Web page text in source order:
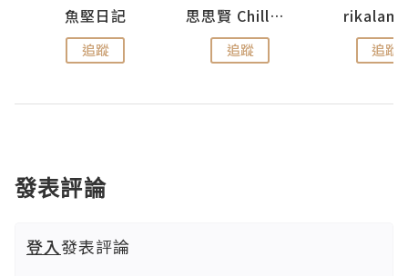
魚堅日記
追蹤
思思賢 ChillMyBabe
追蹤 追蹤
發表評論
登入發表評論